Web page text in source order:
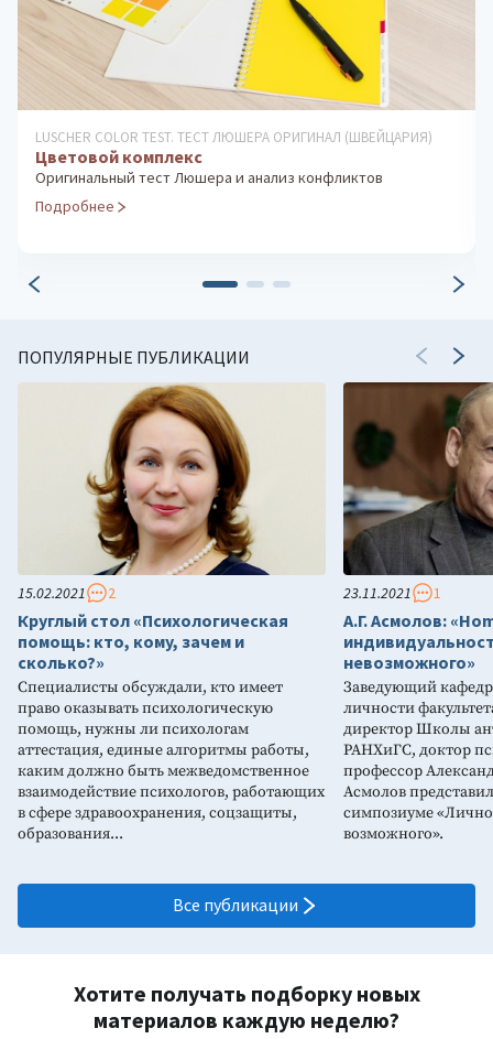
ДИАГНОСТИКА ОСОБЕННОСТЕЙ ЛИЧНОСТИ
Тест Сонди
Глубинная диагностика личности (латентные психические
отклонения)
ПОПУЛЯРНЫЕ ПУБЛИКАЦИИ
15.02.2021 2
Круглый стол «Психологическая
помощь: кто, кому, зачем и
сколько?»
Специалисты обсуждали, кто имеет
право оказывать психологическую
помощь, нужны ли психологам
аттестация, единые алгоритмы работы,
каким должно быть межведомственное
взаимодействие психологов, работающих
в сфере здравоохранения, соцзащиты,
образования...
23.11.2021 1
А.Г. Асмолов:
невозможного»
Заведующий
личности
директор Школы
РАНХиГС, доктор
профессор
Асмолов
симпозиуме
возможного».
Все публикации
Хотите получать подборку новых
материалов каждую неделю?